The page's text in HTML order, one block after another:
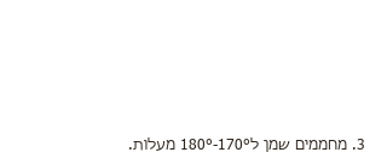
3. מחממים שמן ל170°-180° מעלות.